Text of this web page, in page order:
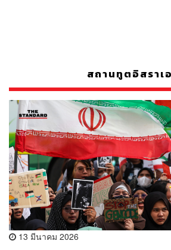
สถานทูตอิสราเ
13 มีนาคม 2026